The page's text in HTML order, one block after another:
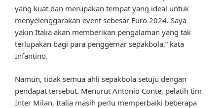
yang kuat dan merupakan tempat yang ideal untuk
menyelenggarakan event sebesar Euro 2024. Saya
yakin Italia akan memberikan pengalaman yang tak
terlupakan bagi para penggemar sepakbola,” kata
Infantino.
Namun, tidak semua ahli sepakbola setuju dengan
pendapat tersebut. Menurut Antonio Conte, pelatih tim
Inter Milan, Italia masih perlu memperbaiki beberapa